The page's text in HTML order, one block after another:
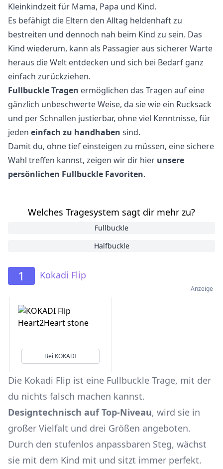
Kleinkindzeit für Mama, Papa und Kind.
Es befähigt die Eltern den Alltag heldenhaft zu
bestreiten und dennoch nah beim Kind zu sein. Das
Kind wiederum, kann als Passagier aus sicherer Warte
heraus die Welt entdecken und sich bei Bedarf ganz
einfach zurückziehen.
Fullbuckle Tragen ermöglichen das Tragen auf eine
gänzlich unbeschwerte Weise, da sie wie ein Rucksack
und per Schnallen justierbar, ohne viel Kenntnisse, für
jeden einfach zu handhaben sind.
Damit du, ohne tief einsteigen zu müssen, eine sichere
Wahl treffen kannst, zeigen wir dir hier unsere
persönlichen Fullbuckle Favoriten.
Welches Tragesystem sagt dir mehr zu?
Fullbuckle
Halfbuckle
1 Kokadi Flip
Anzeige
Bei KOKADI
Die Kokadi Flip ist eine Fullbuckle Trage, mit der
du nichts falsch machen kannst.
Designtechnisch auf Top-Niveau, wird sie in
großer Vielfalt und drei Größen angeboten.
Durch den stufenlos anpassbaren Steg, wächst
sie mit dem Kind mit und sitzt immer perfekt.